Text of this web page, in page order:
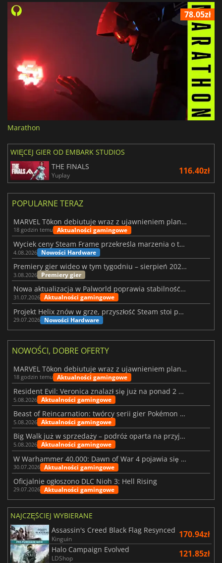
78.05zł
Marathon
WIĘCEJ GIER OD EMBARK STUDIOS
THE FINALS
Yuplay 116.40zł
POPULARNE TERAZ
MARVEL Tōkon debiutuje wraz z ujawnieniem planu rozwoju na pierwszy rok
18 godzin temu Aktualności gamingowe
Wyciek ceny Steam Frame przekreśla marzenia o tanim zestawie VR
4.08.2026 Nowości Hardware
Premiery gier wideo w tym tygodniu – sierpień 2026 r. (32. tydzień)
3.08.2026 Premiery gier
Nowa aktualizacja w Palworld poprawia stabilność Sunreach i walk z bossami
31.07.2026 Aktualności gamingowe
Projekt Helix znów w grze, przyszłość Steam stoi pod znakiem zapytania
29.07.2026 Nowości Hardware
NOWOŚCI, DOBRE OFERTY
MARVEL Tōkon debiutuje wraz z ujawnieniem planu rozwoju na pierwszy rok
18 godzin temu Aktualności gamingowe
Resident Evil: Veronica znalazł się już na ponad 2 milionach list życzeń
5.08.2026 Aktualności gamingowe
Beast of Reincarnation: twórcy serii gier Pokémon wkraczają na nową ścieżkę
5.08.2026 Aktualności gamingowe
Big Walk już w sprzedaży – podróż oparta na przyjaźni
5.08.2026 Aktualności gamingowe
W Warhammer 40,000: Dawn of War 4 pojawia się frakcja Nekronów
30.07.2026 Aktualności gamingowe
Oficjalnie ogłoszono DLC Nioh 3: Hell Rising
29.07.2026 Aktualności gamingowe
NAJCZĘŚCIEJ WYBIERANE
Assassin's Creed Black Flag Resynced
Kinguin 170.94zł
Halo Campaign Evolved
LDShop 121.85zł